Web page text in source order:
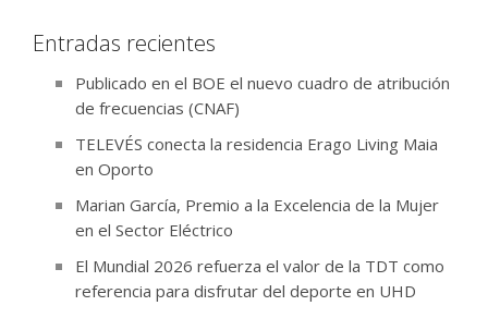
Entradas recientes
Publicado en el BOE el nuevo cuadro de atribución
de frecuencias (CNAF)
TELEVÉS conecta la residencia Erago Living Maia
en Oporto
Marian García, Premio a la Excelencia de la Mujer
en el Sector Eléctrico
El Mundial 2026 refuerza el valor de la TDT como
referencia para disfrutar del deporte en UHD